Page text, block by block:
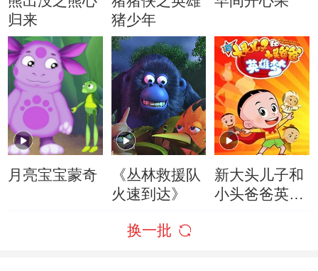
归来
猪少年
月亮宝宝蒙奇
《丛林救援队
火速到达》
新大头儿子和
小头爸爸英雄
换一批